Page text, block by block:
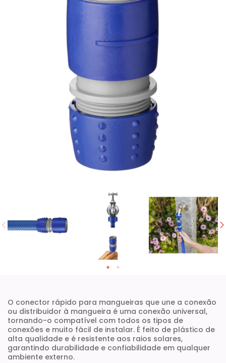
O conector rápido para mangueiras que une a conexão
ou distribuidor à mangueira é uma conexão universal,
tornando-o compatível com todos os tipos de
conexões e muito fácil de instalar. É feito de plástico de
alta qualidade e é resistente aos raios solares,
garantindo durabilidade e confiabilidade em qualquer
ambiente externo.